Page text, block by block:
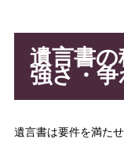
遺言書
強さ・
遺言書は要件を満た